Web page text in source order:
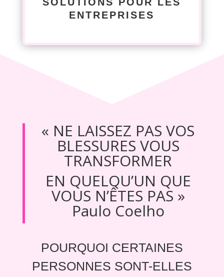
ENTREPRISES
« NE LAISSEZ PAS VOS
BLESSURES VOUS
TRANSFORMER
EN QUELQU’UN QUE
VOUS N’ÊTES PAS »
Paulo Coelho
POURQUOI CERTAINES
PERSONNES SONT-ELLES